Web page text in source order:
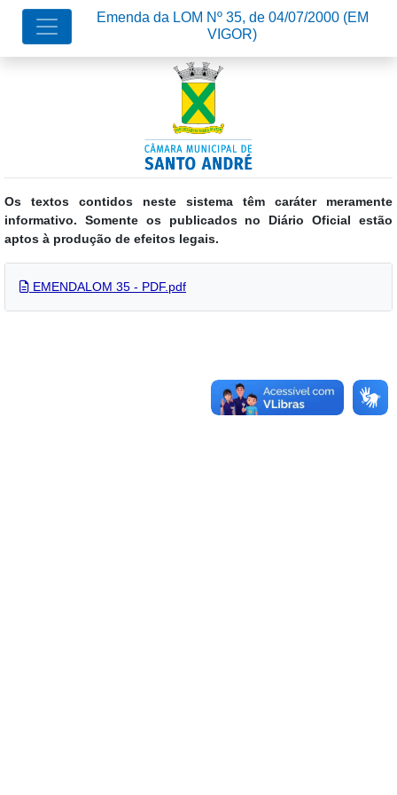
Os textos contidos neste sistema têm caráter meramente
informativo. Somente os publicados no Diário Oficial estão
aptos à produção de efeitos legais.
Emenda da LOM Nº 35, de 04/07/2000 (EM
VIGOR)
EMENDALOM 35 - PDF.pdf